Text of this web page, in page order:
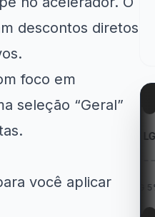
descontos diretos
foco em
seleção “Geral”
você aplicar
Cupom LG 5% OFF na...